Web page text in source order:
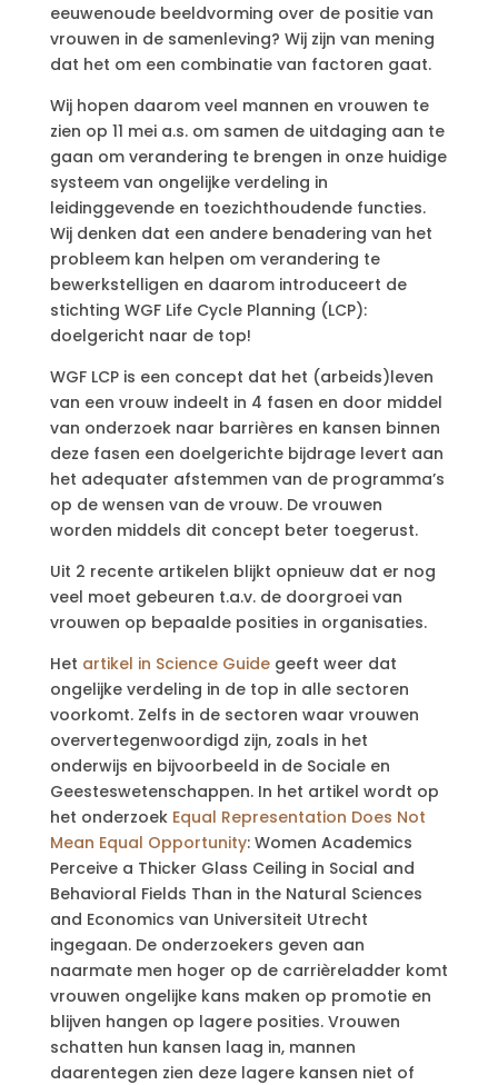
eeuwenoude beeldvorming over de positie van
vrouwen in de samenleving? Wij zijn van mening
dat het om een combinatie van factoren gaat.
Wij hopen daarom veel mannen en vrouwen te
zien op 11 mei a.s. om samen de uitdaging aan te
gaan om verandering te brengen in onze huidige
systeem van ongelijke verdeling in
leidinggevende en toezichthoudende functies.
Wij denken dat een andere benadering van het
probleem kan helpen om verandering te
bewerkstelligen en daarom introduceert de
stichting WGF Life Cycle Planning (LCP):
doelgericht naar de top!
WGF LCP is een concept dat het (arbeids)leven
van een vrouw indeelt in 4 fasen en door middel
van onderzoek naar barrières en kansen binnen
deze fasen een doelgerichte bijdrage levert aan
het adequater afstemmen van de programma’s
op de wensen van de vrouw. De vrouwen
worden middels dit concept beter toegerust.
Uit 2 recente artikelen blijkt opnieuw dat er nog
veel moet gebeuren t.a.v. de doorgroei van
vrouwen op bepaalde posities in organisaties.
Het artikel in Science Guidegeeft weer dat
ongelijke verdeling in de top in alle sectoren
voorkomt. Zelfs in de sectoren waar vrouwen
oververtegenwoordigd zijn, zoals in het
onderwijs en bijvoorbeeld in de Sociale en
Geesteswetenschappen. In het artikel wordt op
het onderzoekEqual Representation Does Not
Mean Equal Opportunity: Women Academics
Perceive a Thicker Glass Ceiling in Social and
Behavioral Fields Than in the Natural Sciences
and Economics van Universiteit Utrecht
ingegaan. De onderzoekers geven aan
naarmate men hoger op de carrièreladder komt
vrouwen ongelijke kans maken op promotie en
blijven hangen op lagere posities. Vrouwen
schatten hun kansen laag in, mannen
daarentegen zien deze lagere kansen niet of